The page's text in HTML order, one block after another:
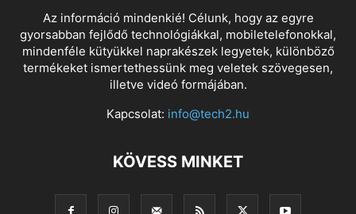
Az információ mindenkié! Célunk, hogy az egyre
gyorsabban fejlődő technológiákkal, mobiletelefonokkal,
mindenféle kütyükkel naprakészek legyetek, különböző
termékeket ismertethessünk meg veletek szövegesen,
illetve videó formájában.
Kapcsolat: info@tech2.hu
KÖVESS MINKET